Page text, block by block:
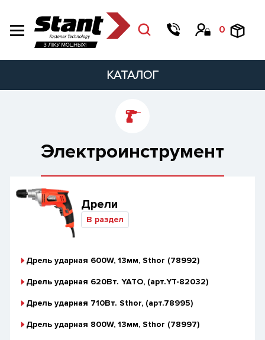
0
КАТАЛОГ
Электроинструмент
Дрели
В раздел
Дрель ударная 600W, 13мм, Sthor (78992)
Дрель ударная 620Вт. YATO, (арт.YT-82032)
Дрель ударная 710Вт. Sthor, (арт.78995)
Дрель ударная 800W, 13мм, Sthor (78997)